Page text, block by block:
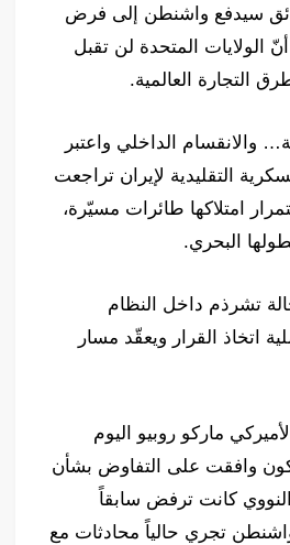
سيدفع واشنطن إلى فرض
الولايات المتحدة لن تقبل
التجارة العالمية.
والانقسام الداخلي واعتبر
التقليدية لإيران تراجعت
امتلاكها طائرات مسيّرة،
البحري.
تشرذم داخل النظام
اتخاذ القرار ويعقّد مسار
ماركو روبيو اليوم
تكون وافقت على التفاوض بشأن
كانت ترفض سابقاً
تجري حالياً محادثات مع